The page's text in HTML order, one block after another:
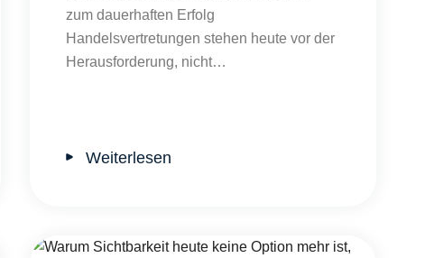
zum dauerhaften Erfolg
Handelsvertretungen stehen heute vor der
Herausforderung, nicht…
Weiterlesen